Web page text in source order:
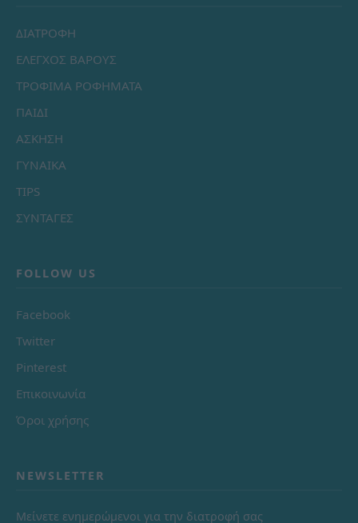
ΔΙΑΤΡΟΦΗ
ΕΛΕΓΧΟΣ ΒΑΡΟΥΣ
ΤΡΟΦΙΜΑ ΡΟΦΗΜΑΤΑ
ΠΑΙΔΙ
ΑΣΚΗΣΗ
ΓΥΝΑΙΚΑ
TIPS
ΣΥΝΤΑΓΕΣ
FOLLOW US
Facebook
Twitter
Pinterest
Επικοινωνία
Όροι χρήσης
NEWSLETTER
Μείνετε ενημερώμενοι για την διατροφή σας